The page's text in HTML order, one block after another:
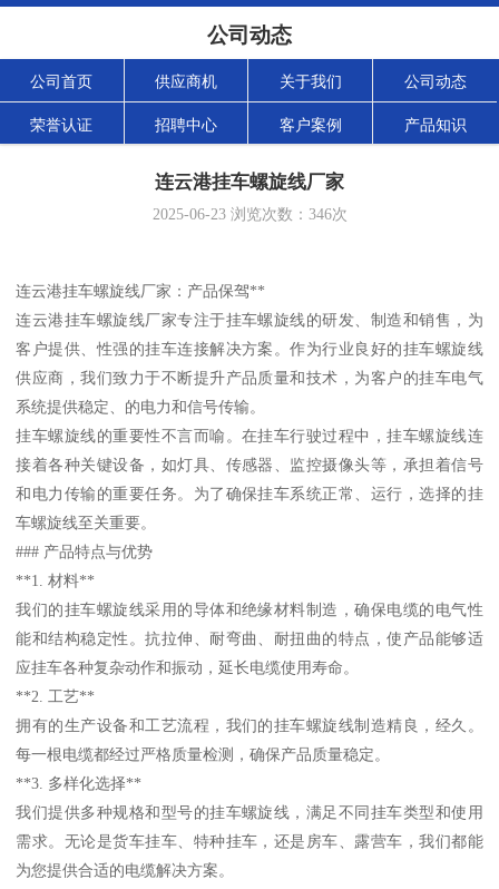
公司动态
公司首页 供应商机 关于我们 公司动态
荣誉认证 招聘中心 客户案例 产品知识
连云港挂车螺旋线厂家
2025-06-23浏览次数： 346次
连云港挂车螺旋线厂家：产品保驾**
连云港挂车螺旋线厂家专注于挂车螺旋线的研发、制造和销售，为
客户提供、性强的挂车连接解决方案。作为行业良好的挂车螺旋线
供应商，我们致力于不断提升产品质量和技术，为客户的挂车电气
系统提供稳定、的电力和信号传输。
挂车螺旋线的重要性不言而喻。在挂车行驶过程中，挂车螺旋线连
接着各种关键设备，如灯具、传感器、监控摄像头等，承担着信号
和电力传输的重要任务。为了确保挂车系统正常、运行，选择的挂
车螺旋线至关重要。
### 产品特点与优势
**1. 材料**
我们的挂车螺旋线采用的导体和绝缘材料制造，确保电缆的电气性
能和结构稳定性。抗拉伸、耐弯曲、耐扭曲的特点，使产品能够适
应挂车各种复杂动作和振动，延长电缆使用寿命。
**2. 工艺**
拥有的生产设备和工艺流程，我们的挂车螺旋线制造精良，经久。
每一根电缆都经过严格质量检测，确保产品质量稳定。
**3. 多样化选择**
我们提供多种规格和型号的挂车螺旋线，满足不同挂车类型和使用
需求。无论是货车挂车、特种挂车，还是房车、露营车，我们都能
为您提供合适的电缆解决方案。